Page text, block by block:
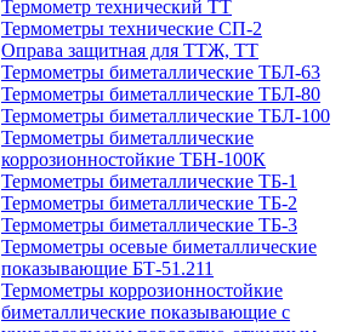
Термометр технический ТТ
Термометры технические СП-2
Оправа защитная для ТТЖ, ТТ
Термометры биметаллические ТБЛ-63
Термометры биметаллические ТБЛ-80
Термометры биметаллические ТБЛ-100
Термометры биметаллические
коррозионностойкие ТБН-100К
Термометры биметаллические ТБ-1
Термометры биметаллические ТБ-2
Термометры биметаллические ТБ-3
Термометры осевые биметаллические
показывающие БТ-51.211
Термометры коррозионностойкие
биметаллические показывающие с